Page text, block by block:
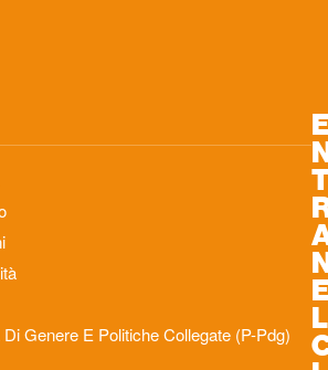
Genere E Politiche Collegate (P-Pdg)
L